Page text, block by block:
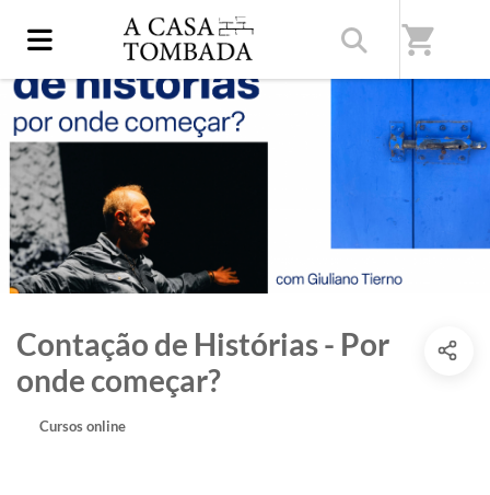
shopping_cart
Contação de Histórias - Por
onde começar?
Cursos online